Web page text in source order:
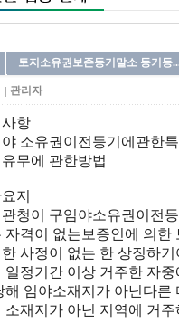
토지소유권보존등기말소 등기등
관리자
항
소유권이전등기에관한
무에 관한방법
지
청이 구임야소유권이전
자격이 없는보증인에 의한
사정이 없는 한 상징하
일정기간 이상 거주한 자
해 임야소재지가 아닌다른
소재지가 아닌 지역에 거